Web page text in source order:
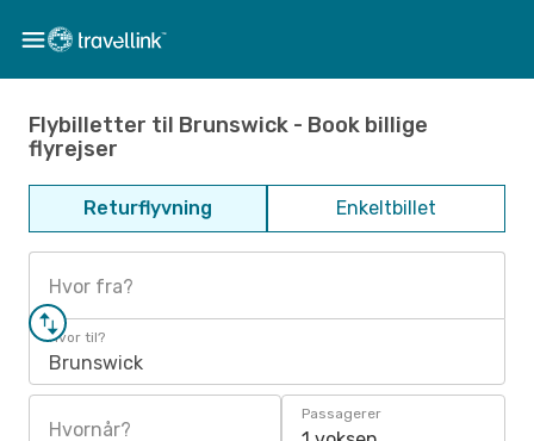
Flybilletter til Brunswick - Book billige
flyrejser
Returflyvning Enkeltbillet
Hvor fra?
Hvor til?
Brunswick
Hvornår?
Passagerer